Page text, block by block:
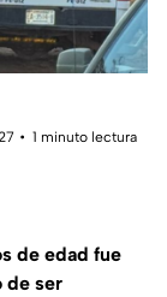
1 minuto lectura
de edad fue
de ser